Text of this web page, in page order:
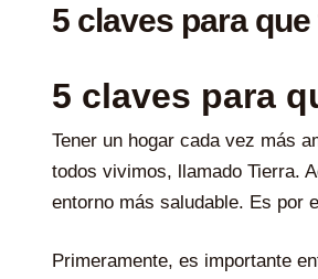
5 claves para
5 claves para
Tener un hogar cada vez más
todos vivimos, llamado Tierra.
entorno más saludable. Es por
Primeramente, es importante